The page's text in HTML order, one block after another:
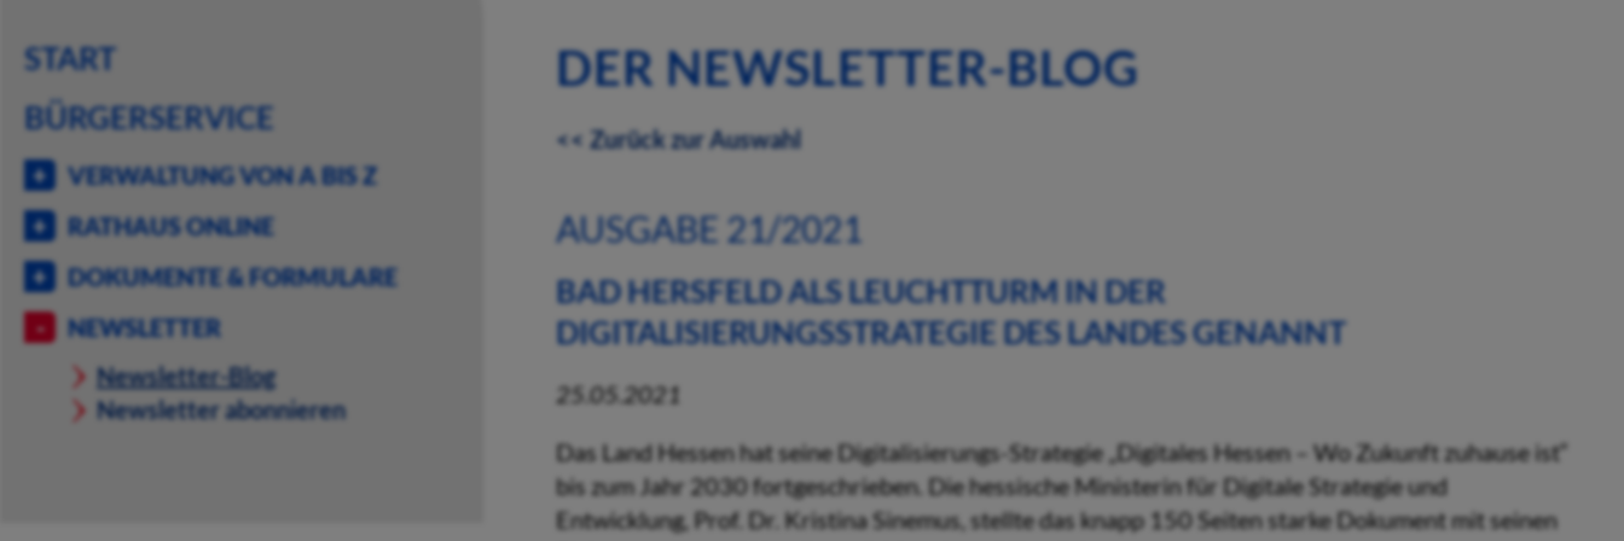
START
BÜRGERSERVICE
VERWALTUNG VON A BIS Z
RATHAUS ONLINE
DOKUMENTE & FORMULARE
NEWSLETTER
Newsletter-Blog
Newsletter abonnieren
DER NEWSLETTER-BLOG
<< Zurück zur Auswahl
AUSGABE 21/2021
BAD HERSFELD ALS LEUCHTTURM IN DER
DIGITALISIERUNGSSTRATEGIE DES LANDES GENANNT
25.05.2021
Das Land Hessen hat seine Digitalisierungs-Strategie „Digitales Hessen – Wo Zukunft zuhause ist“
bis zum Jahr 2030 fortgeschrieben. Die hessische Ministerin für Digitale Strategie und
Entwicklung, Prof. Dr. Kristina Sinemus, stellte das knapp 150 Seiten starke Dokument mit seinen